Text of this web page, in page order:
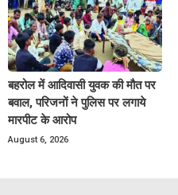
बहरोल में आदिवासी युवक की मौत पर
बवाल, परिजनों ने पुलिस पर लगाये
मारपीट के आरोप
August 6, 2026